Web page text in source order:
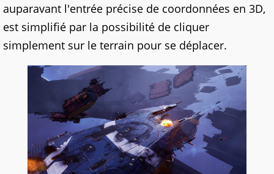
auparavant l'entrée précise de coordonnées en 3D,
est simplifié par la possibilité de cliquer
simplement sur le terrain pour se déplacer.